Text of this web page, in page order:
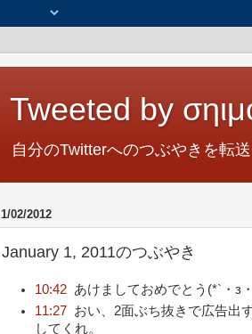
Tweeted by
自分のTwitterへのつぶやきを転
1/02/2012
January 1, 2011のつぶやき
10:42 あけましておめでとう(*`・з
11:27 おい、2面ぶち抜きで広告出
してくれ。